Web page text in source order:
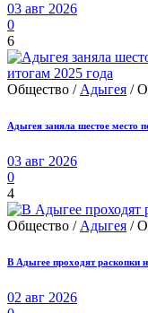
03 авг 2026
0
6
Общество / Адыгея /
Адыгея заняла шестое место
03 авг 2026
0
4
Общество / Адыгея /
В Адыгее проходят раскопки
02 авг 2026